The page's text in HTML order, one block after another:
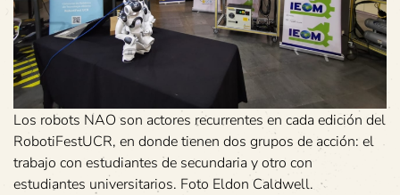
Los robots NAO son actores recurrentes en cada edición del
RobotiFestUCR, en donde tienen dos grupos de acción: el
trabajo con estudiantes de secundaria y otro con
estudiantes universitarios. Foto Eldon Caldwell.